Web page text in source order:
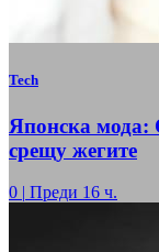
Tech
Японска мода:
срещу жегите
0 | Преди 16 ч.